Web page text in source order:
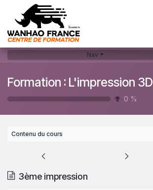
Skip to Content
Nav
Formation : L'impression 3D
0 %
Contenu du cours
3ème impression